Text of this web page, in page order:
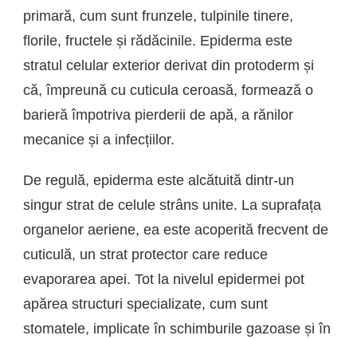
primară, cum sunt frunzele, tulpinile tinere,
florile, fructele și rădăcinile. Epiderma este
stratul celular exterior derivat din protoderm și
că, împreună cu cuticula ceroasă, formează o
barieră împotriva pierderii de apă, a rănilor
mecanice și a infecțiilor.
De regulă, epiderma este alcătuită dintr-un
singur strat de celule strâns unite. La suprafața
organelor aeriene, ea este acoperită frecvent de
cuticulă, un strat protector care reduce
evaporarea apei. Tot la nivelul epidermei pot
apărea structuri specializate, cum sunt
stomatele, implicate în schimburile gazoase și în